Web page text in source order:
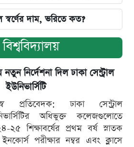
দাম, ভরিতে কত?
বিশ্ববিদ্যালয়
নির্দেশনা দিল ঢাকা সেন্ট্রাল
ইউনিভার্সিটি
প্রতিবেদক: ঢাকা সেন্ট্রাল
অধিভুক্ত কলেজগুলোতে
২৫ শিক্ষাবর্ষের প্রথম বর্ষ স্নাতক
ইনকোর্স পরীক্ষার নম্বর এবং ক্লাসে